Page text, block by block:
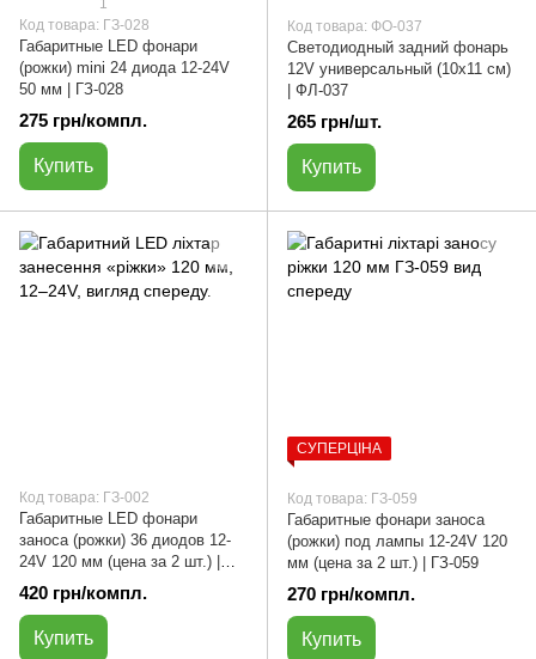
1
Код товара: ГЗ-028
Габаритные LED фонари
(рожки) mini 24 диода 12-24V
50 мм | ГЗ-028
275 грн/компл.
Купить
Код товара: ФО-037
Светодиодный задний фонарь
12V универсальный (10х11 см)
| ФЛ-037
265 грн/шт.
Купить
Код товара: ГЗ-002
Габаритные LED фонари
заноса (рожки) 36 диодов 12-
24V 120 мм (цена за 2 шт.) |
ГЗ-002
420 грн/компл.
Купить
СУПЕРЦІНА
Код товара: ГЗ-059
Габаритные фонари заноса
(рожки) под лампы 12-24V 120
мм (цена за 2 шт.) | ГЗ-059
270 грн/компл.
Купить